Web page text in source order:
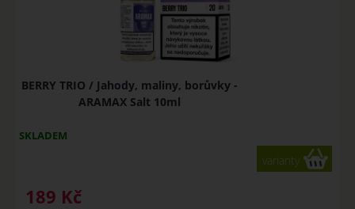
BERRY TRIO / Jahody, maliny, borůvky -
ARAMAX Salt 10ml
SKLADEM
varianty
189 Kč